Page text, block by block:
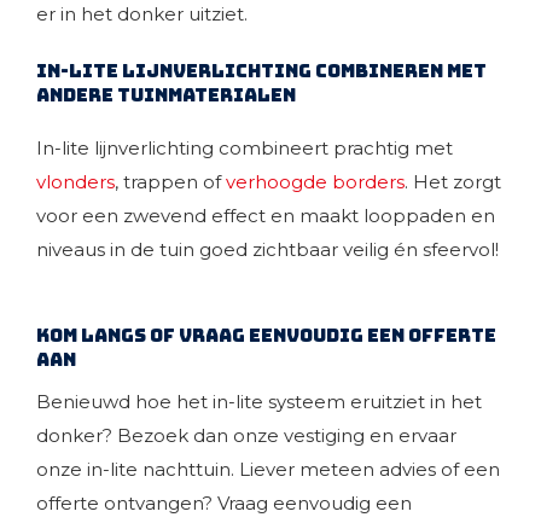
er in het donker uitziet.
in-lite lijnverlichting combineren met
andere tuinmaterialen
In-lite lijnverlichting combineert prachtig met
vlonders, trappen ofverhoogde borders. Het zorgt
voor een zwevend effect en maakt looppaden en
niveaus in de tuin goed zichtbaar veilig én sfeervol!
Kom langs of vraag eenvoudig een offerte
aan
Benieuwd hoe het in-lite systeem eruitziet in het
donker? Bezoek dan onze vestiging en ervaar
onze in-lite nachttuin. Liever meteen advies of een
offerte ontvangen? Vraag eenvoudig een